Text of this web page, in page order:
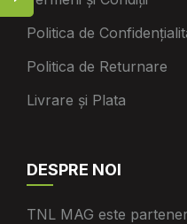
Politica de
Politica de Returnare
Livrare și Plata
DESPRE NOI
TNL MAG este